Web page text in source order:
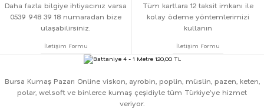
Daha fazla bilgiye ihtiyacınız varsa
0539 948 39 18 numaradan bize
ulaşabilirsiniz.
İletişim Formu
Tüm kartlara 12 taksit imkanı ile
kolay ödeme yöntemlerimizi
kullanın
İletişim Formu
Bursa Kumaş Pazarı Online viskon, ayrobin, poplin, müslin, pazen, keten,
polar, welsoft ve binlerce kumaş çeşidiyle tüm Türkiye'ye hizmet
veriyor.